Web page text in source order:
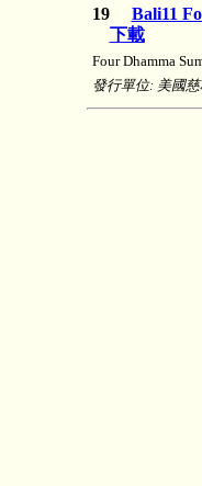
19 Bali11
下載
Four Dhamma
發行單位: 美國